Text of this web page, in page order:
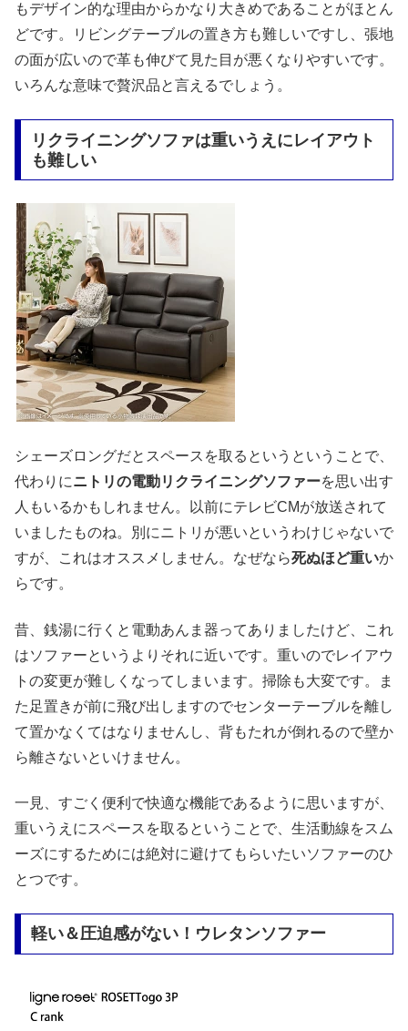
もデザイン的な理由からかなり大きめであることがほとん
どです。リビングテーブルの置き方も難しいですし、張地
の面が広いので革も伸びて見た目が悪くなりやすいです。
いろんな意味で贅沢品と言えるでしょう。
リクライニングソファは重いうえにレイアウト
も難しい
シェーズロングだとスペースを取るというということで、
代わりにニトリの電動リクライニングソファーを思い出す
人もいるかもしれません。以前にテレビCMが放送されて
いましたものね。別にニトリが悪いというわけじゃないで
すが、これはオススメしません。なぜなら死ぬほど重いか
らです。
昔、銭湯に行くと電動あんま器ってありましたけど、これ
はソファーというよりそれに近いです。重いのでレイアウ
トの変更が難しくなってしまいます。掃除も大変です。ま
た足置きが前に飛び出しますのでセンターテーブルを離し
て置かなくてはなりませんし、背もたれが倒れるので壁か
ら離さないといけません。
一見、すごく便利で快適な機能であるように思いますが、
重いうえにスペースを取るということで、生活動線をスム
ーズにするためには絶対に避けてもらいたいソファーのひ
とつです。
軽い＆圧迫感がない！ウレタンソファー